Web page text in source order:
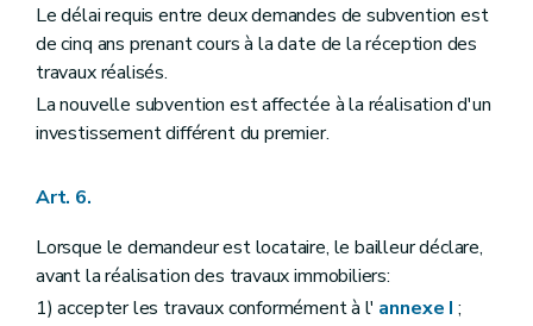
Le délai requis entre deux demandes de subvention est
de cinq ans prenant cours à la date de la réception des
travaux réalisés.
La nouvelle subvention est affectée à la réalisation d'un
investissement différent du premier.
Art. 6.
Lorsque le demandeur est locataire, le bailleur déclare,
avant la réalisation des travaux immobiliers:
1) accepter les travaux conformément à l' annexe I ;